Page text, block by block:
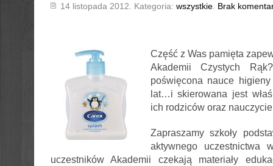
14 listopada 2012. Kategoria: wszystkie. Brak
Część z Was pamięta
Akademii Czystych
poświęcona nauce
lat…i skierowana jest
ich rodziców oraz
Zapraszamy szkoły
aktywnego uczestnictwa
uczestników Akademii czekają materiały